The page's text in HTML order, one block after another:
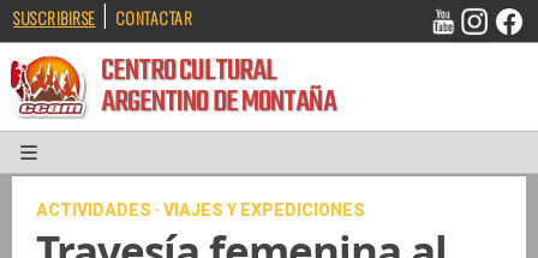
SUSCRIBIRSE | CONTACTAR
CENTRO CULTURAL
ARGENTINO DE MONTAÑA
ACTIVIDADES · VIAJES Y EXPEDICIONES